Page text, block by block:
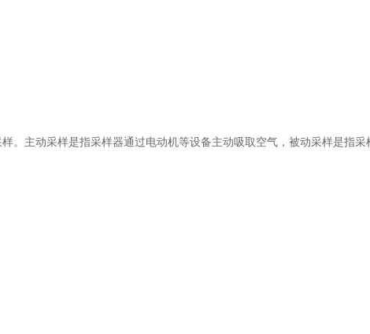
。主动采样是指采样器通过电动机等设备主动吸取空气，被动采样是指